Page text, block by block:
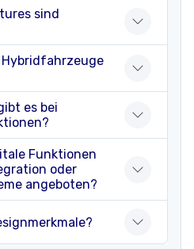
sind
es bei
Funktionen
oder
angeboten?